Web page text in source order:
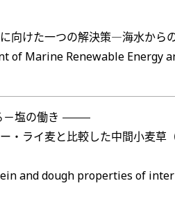
向けた一つの解決策―海水から
of Marine Renewable Energy
塩の働き
・ライ麦と比較した中間小麦
and dough properties of